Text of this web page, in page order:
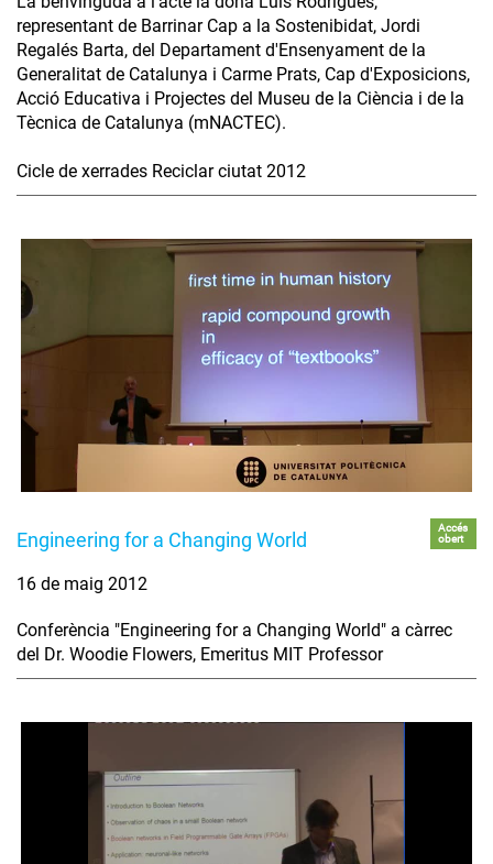
representant de Barrinar Cap a la Sostenibidat, Jordi
Regalés Barta, del Departament d'Ensenyament de la
Generalitat de Catalunya i Carme Prats, Cap d'Exposicions,
Acció Educativa i Projectes del Museu de la Ciència i de la
Tècnica de Catalunya (mNACTEC).
Cicle de xerrades Reciclar ciutat 2012
Engineering for a Changing World
Accés
obert
16 de maig 2012
Conferència "Engineering for a Changing World" a càrrec
del Dr. Woodie Flowers, Emeritus MIT Professor